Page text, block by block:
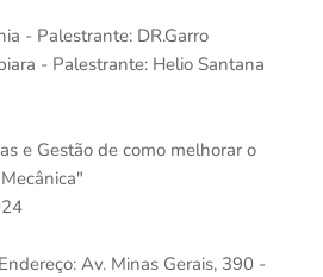
- Palestrante: DR.Garro
- Palestrante: Helio Santana
e Gestão de como melhorar o
Av. Minas Gerais, 390 -